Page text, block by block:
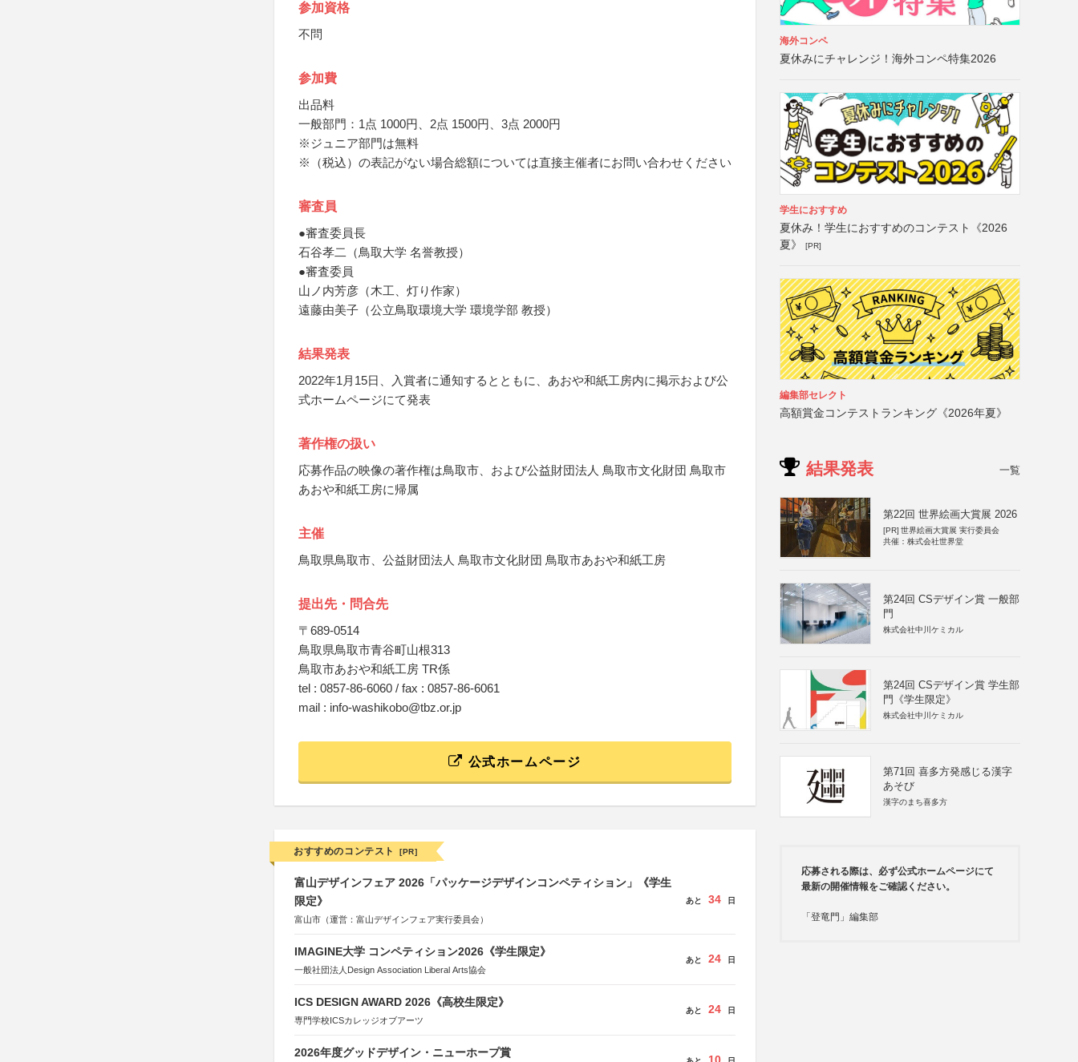
参加資格
不問
参加費
出品料
一般部門：1点 1000円、2点 1500円、3点 2000円
※ジュニア部門は無料
※（税込）の表記がない場合総額については直接主催者にお問い合わせください
審査員
●審査委員長
石谷孝二（鳥取大学 名誉教授）
●審査委員
山ノ内芳彦（木工、灯り作家）
遠藤由美子（公立鳥取環境大学 環境学部 教授）
結果発表
2022年1月15日、入賞者に通知するとともに、あおや和紙工房内に掲示および公
式ホームページにて発表
著作権の扱い
応募作品の映像の著作権は鳥取市、および公益財団法人 鳥取市文化財団 鳥取市
あおや和紙工房に帰属
主催
鳥取県鳥取市、公益財団法人 鳥取市文化財団 鳥取市あおや和紙工房
提出先・問合先
〒689-0514
鳥取県鳥取市青谷町山根313
鳥取市あおや和紙工房 TR係
tel : 0857-86-6060 / fax : 0857-86-6061
mail : info-washikobo@tbz.or.jp
公式ホームページ
おすすめのコンテスト [PR]
富山デザインフェア 2026「パッケージデザインコンペティション」《学生
限定》
富山市（運営：富山デザインフェア実行委員会）
あと 34 日
IMAGINE大学 コンペティション2026《学生限定》
一般社団法人Design Association Liberal Arts協会
あと 24 日
ICS DESIGN AWARD 2026《高校生限定》
専門学校ICSカレッジオブアーツ
あと 24 日
2026年度グッドデザイン・ニューホープ賞
海外コンペ
夏休みにチャレンジ！海外コンペ特集2026
学生におすすめ
夏休み！学生におすすめのコンテスト《2026
夏》
[PR]
編集部セレクト
高額賞金コンテストランキング《2026年夏》
結果発表 一覧
第22回 世界絵画大賞展 2026
[PR] 世界絵画大賞展 実行委員会
共催：株式会社世界堂
第24回 CSデザイン賞 一般部
門
株式会社中川ケミカル
第24回 CSデザイン賞 学生部
門《学生限定》
株式会社中川ケミカル
第71回 喜多方発感じる漢字
あそび
漢字のまち喜多方
応募される際は、必ず公式ホームページにて
最新の開催情報をご確認ください。
「登竜門」編集部